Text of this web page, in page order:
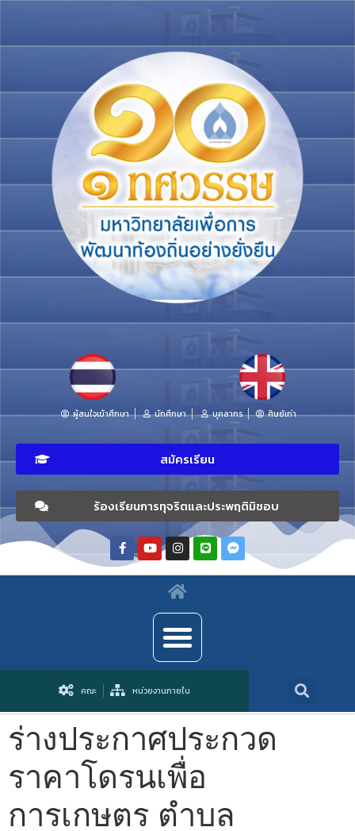
ผู้สนใจเข้าศึกษา นักศึกษา บุคลากร ศิษย์เก่า
สมัครเรียน
ร้องเรียนการทุจริตและประพฤติมิชอบ
คณะ หน่วยงานภายใน
ร่างประกาศประกวด
ราคาโดรนเพื่อ
การเกษตร ตำบล